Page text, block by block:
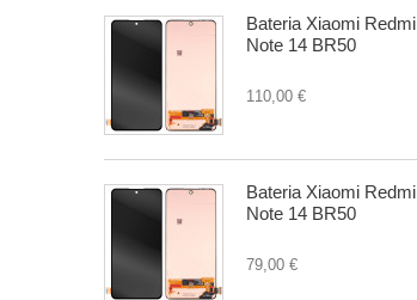
Bateria Xiaomi Redmi
Note 14 BR50
110,00 €
Bateria Xiaomi Redmi
Note 14 BR50
79,00 €